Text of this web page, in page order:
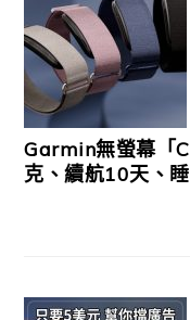
Garmin無螢幕「
克、續航10天、